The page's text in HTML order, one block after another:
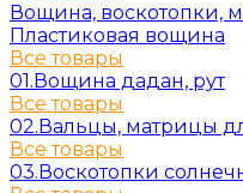
Вощина, воскотопки,
Пластиковая вощина
Все товары
01.Вощина дадан, рут
Все товары
02.Вальцы, матрицы
Все товары
03.Воскотопки